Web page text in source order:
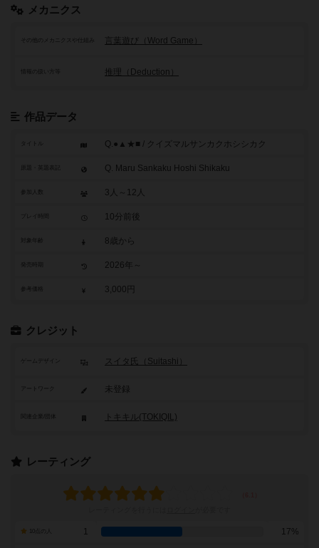
メカニクス
その他のメカニクスや仕組み 言葉遊び（Word Game）
推理（Deduction）
作品データ
タイトル Q.●▲★■ / クイズマルサンカクホシシカク
Q. Maru Sankaku Hoshi Shikaku
参加人数 3人～12人
10分前後
8歳から
2026年～
参考価格 3,000円
クレジット
ゲームデザイン スイタ氏（Suitashi）
アートワーク 未登録
トキキル(TOKIQIL)
レーティング
1 17%